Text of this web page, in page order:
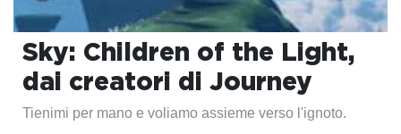
Sky: Children of the Light,
dai creatori di Journey
Tienimi per mano e voliamo assieme verso l'ignoto.